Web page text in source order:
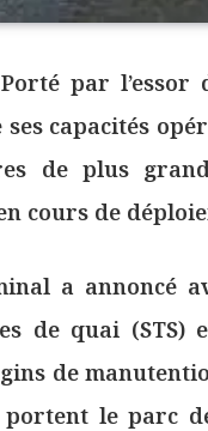
par
ses capacités
de plus
cours de
a annoncé
de quai (STS)
de
portent le parc